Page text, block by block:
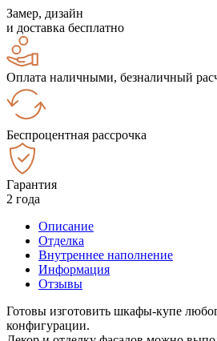
Замер, дизайн
и доставка бесплатно
Оплата наличными, безналичный
Беспроцентная рассрочка
Гарантия
2 года
Описание
Отделка
Внутреннее наполнение
Информация
Отзывы
Готовы изготовить шкафы-купе
конфигурации.